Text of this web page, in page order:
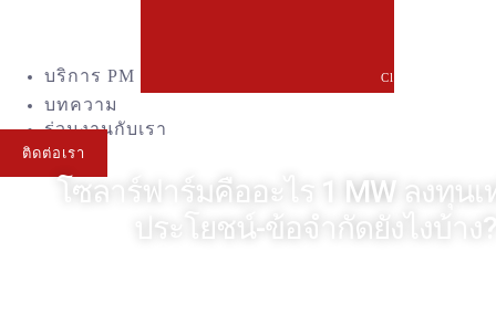
บริการ PM Close บริการ PM
บทความ
ร่วมงานกับเรา
ติดต่อเรา
โซลาร์ฟาร์มคืออะไร 1 MW ลงทุนเ
ประโยชน์-ข้อจำกัดยังไงบ้าง?